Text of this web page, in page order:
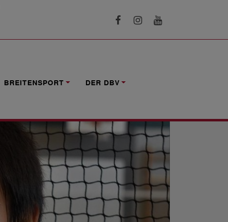
BREITENSPORT DER DBV